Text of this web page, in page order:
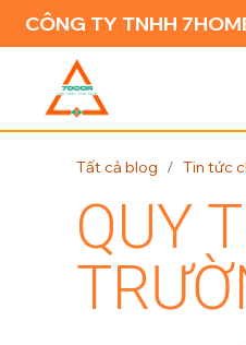
CÔNG TY TNHH
Tất cả blog Tin tức
QUY